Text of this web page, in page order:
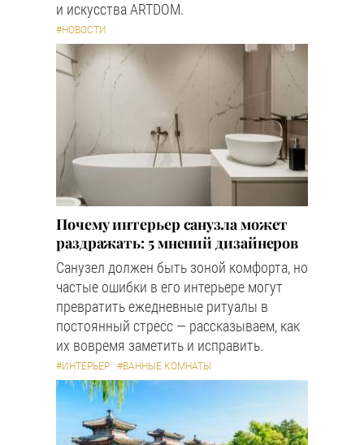
и искусства ARTDOM.
#НОВОСТИ
Почему интерьер санузла может
раздражать: 5 мнений дизайнеров
Санузел должен быть зоной комфорта, но
частые ошибки в его интерьере могут
превратить ежедневные ритуалы в
постоянный стресс — рассказываем, как
их вовремя заметить и исправить.
#ИНТЕРЬЕР #ВАННЫЕ КОМНАТЫ